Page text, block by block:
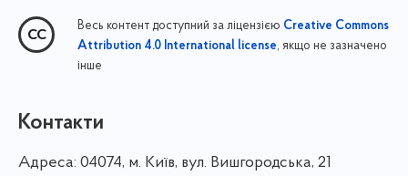
Весь контент доступний за ліцензією Creative Commons
Attribution 4.0 International license, якщо не зазначено
інше
Контакти
Адреса: 04074, м. Київ, вул. Вишгородська, 21